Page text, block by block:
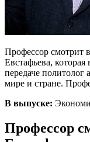
Профессор смотрит
Евстафьева,
передаче политолог
мире и стране.
В выпуске:
Профессор